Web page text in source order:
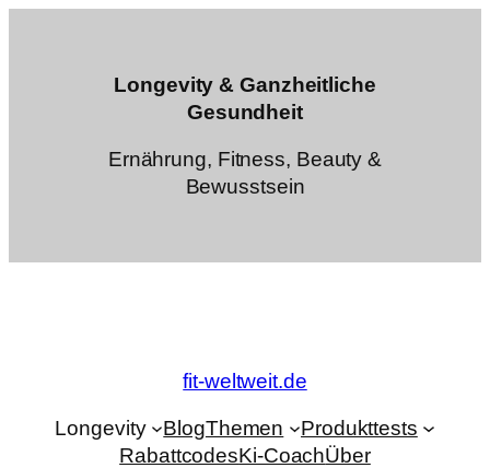
Longevity & Ganzheitliche
Gesundheit
Ernährung, Fitness, Beauty &
Bewusstsein
fit-weltweit.de
Longevity BlogThemen
Produkttests
RabattcodesKi-CoachÜber